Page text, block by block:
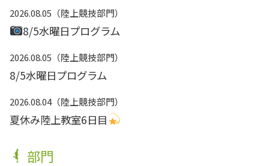
2026.08.05 陸上競技部門
8/5水曜日プログラム
2026.08.05 陸上競技部門
8/5水曜日プログラム
2026.08.04 陸上競技部門
夏休み陸上教室6日目
部門